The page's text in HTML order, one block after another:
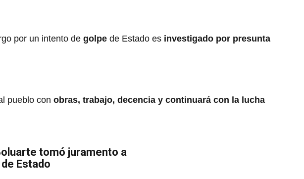
por un intento de golpe de Estado es investigado por presunta
pueblo con obras, trabajo, decencia y continuará con la lucha
tomó juramento a
Estado